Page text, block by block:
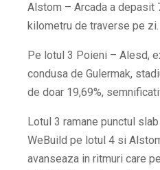
Alstom – Arcada a depasit
kilometru de traverse pe zi.
Pe lotul 3 Poieni – Alesd,
condusa de Gulermak,
de doar 19,69%,
Lotul 3 ramane punctul
WeBuild pe lotul 4 si
avanseaza in ritmuri care